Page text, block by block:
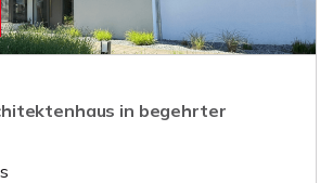
in begehrter